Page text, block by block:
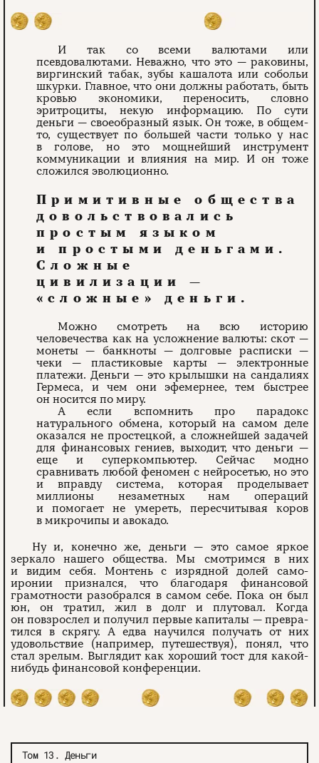
Том 13. Деньги
И так со всеми валютами или
псевдовалютами. Неважно, что это — раковины,
виргинский табак, зубы кашалота или собольи
шкурки. Главное, что они должны работать, быть
кровью экономики, переносить, словно
эритроциты, некую информацию. По сути
деньги — свое­образный язык. Он тоже, в общем-
то, существует по большей части только у нас
в голове, но это мощнейший инструмент
коммуникации и влияния на мир. И он тоже
сложился эволюционно.
Примитивные общества
довольствовались
простым языком
и простыми деньгами.
Сложные
цивилизации —
«сложные» деньги.
Можно смотреть на всю историю
человечества как на усложнение валюты: скот —
монеты — банкноты — долговые расписки —
чеки — пластиковые карты — электронные
платежи. Деньги — это крылышки на сандалиях
Гермеса, и чем они эфемернее, тем быстрее
он носится по миру.
А если вспомнить про парадокс
натурального обмена, который на самом деле
оказался не простецкой, а сложнейшей задачей
для финансовых ге­ниев, выходит, что деньги —
еще и супер­компьютер. Сейчас модно
сравнивать любой феномен с нейросетью, но это
и вправду система, которая проделы­вает
миллионы незаметных нам операций
и помогает не умереть, пересчитывая коров
в микрочипы и авокадо.
Ну и, конечно же, деньги — это самое яркое
зеркало нашего общества. Мы смотримся в них
и видим себя. Монтень с изрядной долей само­
иронии признался, что благодаря финансовой
грамотности разобрался в самом себе. Пока он был
юн, он тратил, жил в долг и плутовал. Когда
он повзрослел и получил первые капиталы — превра­
тился в скрягу. А едва научился получать от них
удовольствие (например, путешествуя), понял, что
стал зрелым. Выглядит как хороший тост для какой-
нибудь финансовой конференции.